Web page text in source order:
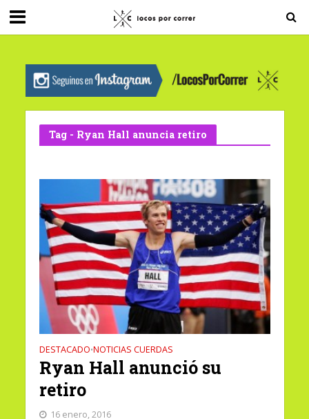
G-0X2PD3RFLV
Tag - Ryan Hall anuncia retiro
DESTACADO•NOTICIAS CUERDAS
Ryan Hall anunció su
retiro
16 enero, 2016